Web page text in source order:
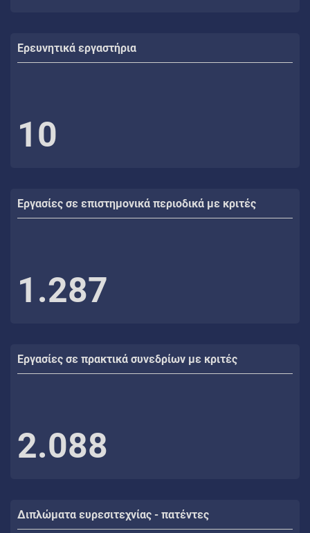
Ερευνητικά εργαστήρια
10
Εργασίες σε επιστημονικά περιοδικά με κριτές
1.287
Εργασίες σε πρακτικά συνεδρίων με κριτές
2.088
Διπλώματα ευρεσιτεχνίας - πατέντες